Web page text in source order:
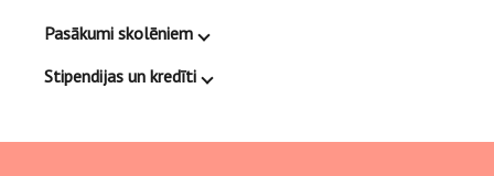
Pasākumi skolēniem
Stipendijas un kredīti